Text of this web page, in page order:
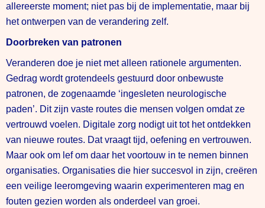
allereerste moment; niet pas bij de implementatie, maar bij
het ontwerpen van de verandering zelf.
Doorbreken van patronen
Veranderen doe je niet met alleen rationele argumenten.
Gedrag wordt grotendeels gestuurd door onbewuste
patronen, de zogenaamde ‘ingesleten neurologische
paden’. Dit zijn vaste routes die mensen volgen omdat ze
vertrouwd voelen. Digitale zorg nodigt uit tot het ontdekken
van nieuwe routes. Dat vraagt tijd, oefening en vertrouwen.
Maar ook om lef om daar het voortouw in te nemen binnen
organisaties. Organisaties die hier succesvol in zijn, creëren
een veilige leeromgeving waarin experimenteren mag en
fouten gezien worden als onderdeel van groei.